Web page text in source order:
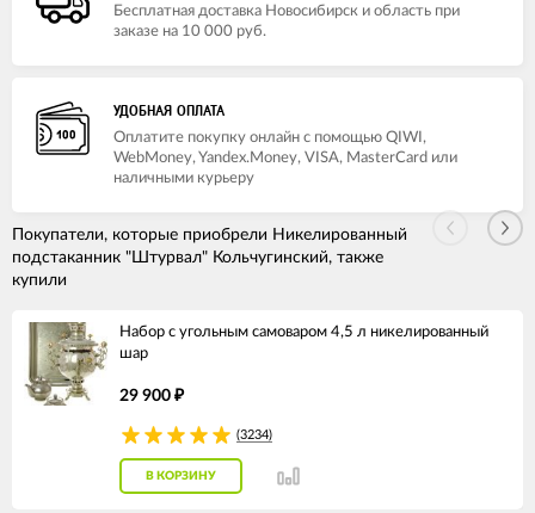
Бесплатная доставка Новосибирск и область при
заказе на 10 000 руб.
УДОБНАЯ ОПЛАТА
Оплатите покупку онлайн с помощью QIWI,
WebMoney, Yandex.Money, VISA, MasterCard или
наличными курьеру
Покупатели, которые приобрели Никелированный
подстаканник "Штурвал" Кольчугинский, также
купили
Набор с угольным самоваром 4,5 л никелированный
шар
29 900 ₽
(3234)
В КОРЗИНУ